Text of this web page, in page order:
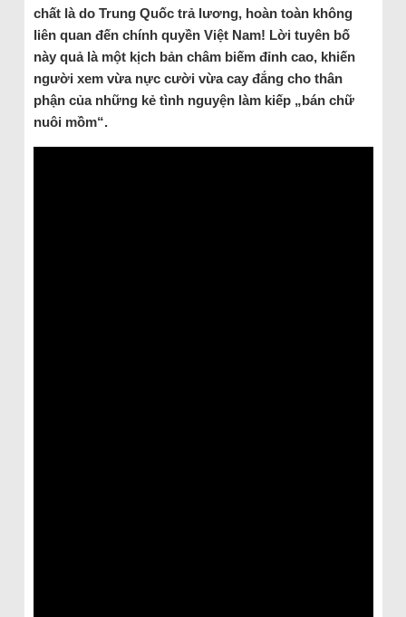
chất là do Trung Quốc trả lương, hoàn toàn không
liên quan đến chính quyền Việt Nam! Lời tuyên bố
này quả là một kịch bản châm biếm đỉnh cao, khiến
người xem vừa nực cười vừa cay đắng cho thân
phận của những kẻ tình nguyện làm kiếp „bán chữ
nuôi mồm“.